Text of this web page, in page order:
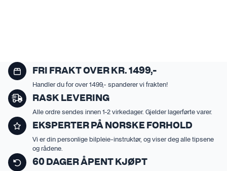
FRI FRAKT OVER KR. 1499,-
Handler du for over 1499,- spanderer vi frakten!
RASK LEVERING
Alle ordre sendes innen 1-2 virkedager. Gjelder lagerførte varer.
EKSPERTER PÅ NORSKE FORHOLD
Vi er din personlige bilpleie-instruktør, og viser deg alle tipsene
og rådene.
60 DAGER ÅPENT KJØPT